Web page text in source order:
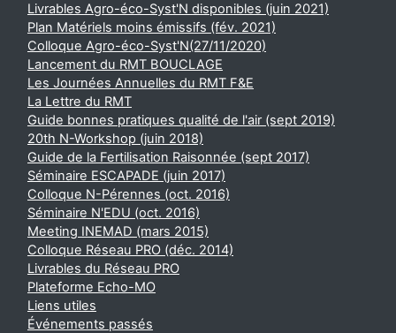
Livrables Agro-éco-Syst'N disponibles (juin 2021)
Plan Matériels moins émissifs (fév. 2021)
Colloque Agro-éco-Syst'N(27/11/2020)
Lancement du RMT BOUCLAGE
Les Journées Annuelles du RMT F&E
La Lettre du RMT
Guide bonnes pratiques qualité de l'air (sept 2019)
20th N-Workshop (juin 2018)
Guide de la Fertilisation Raisonnée (sept 2017)
Séminaire ESCAPADE (juin 2017)
Colloque N-Pérennes (oct. 2016)
Séminaire N'EDU (oct. 2016)
Meeting INEMAD (mars 2015)
Colloque Réseau PRO (déc. 2014)
Livrables du Réseau PRO
Plateforme Echo-MO
Liens utiles
Événements passés